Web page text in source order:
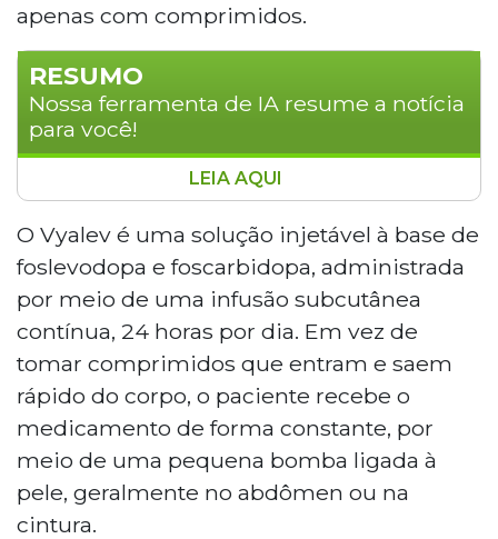
apenas com comprimidos.
RESUMO
Nossa ferramenta de IA resume a notícia
para você!
A Anvisa aprovou nesta segunda-feira (2) o
Vyalev, novo medicamento para pacientes com
doença de Parkinson em estágio avançado. O
remédio é administrado por infusão
subcutânea contínua, 24 horas por dia, por
meio de uma bomba ligada à pele. Indicado
para quem já esgotou opções convencionais, o
Vyalev busca reduzir oscilações de sintomas
motores. A aprovação abre caminho para o uso
em hospitais especializados, sem garantia
imediata de incorporação ao SUS.
LEIA AQUI
O Vyalev é uma solução injetável à base de
foslevodopa e foscarbidopa, administrada
por meio de uma infusão subcutânea
contínua, 24 horas por dia. Em vez de
tomar comprimidos que entram e saem
rápido do corpo, o paciente recebe o
medicamento de forma constante, por
meio de uma pequena bomba ligada à
pele, geralmente no abdômen ou na
cintura.